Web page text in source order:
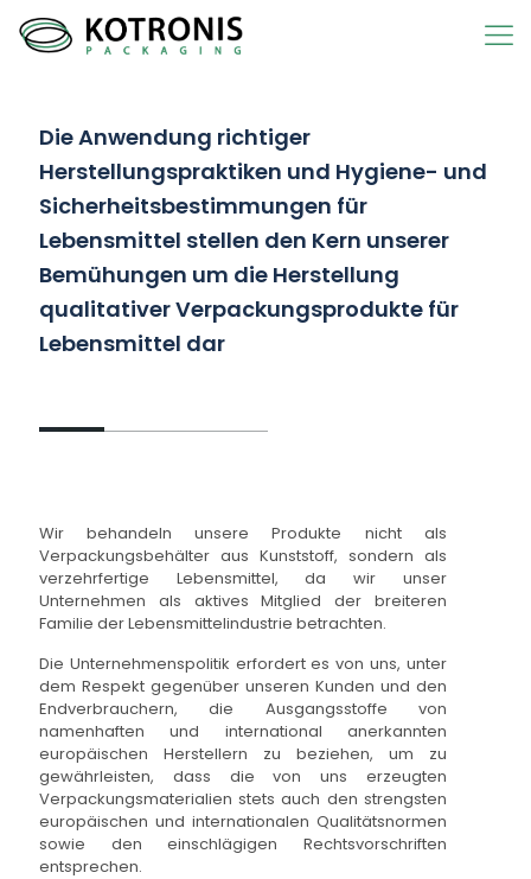
Die Anwendung richtiger
Herstellungspraktiken und Hygiene- und
Sicherheitsbestimmungen für
Lebensmittel stellen den Kern unserer
Bemühungen um die Herstellung
qualitativer Verpackungsprodukte für
Lebensmittel dar
Wir behandeln unsere Produkte nicht als
Verpackungsbehälter aus Kunststoff, sondern als
verzehrfertige Lebensmittel, da wir unser
Unternehmen als aktives Mitglied der breiteren
Familie der Lebensmittelindustrie betrachten.
Die Unternehmenspolitik erfordert es von uns, unter
dem Respekt gegenüber unseren Kunden und den
Endverbrauchern, die Ausgangsstoffe von
namenhaften und international anerkannten
europäischen Herstellern zu beziehen, um zu
gewährleisten, dass die von uns erzeugten
Verpackungsmaterialien stets auch den strengsten
europäischen und internationalen Qualitätsnormen
sowie den einschlägigen Rechtsvorschriften
entsprechen.